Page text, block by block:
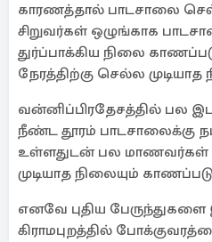
காரணத்தால் பாடசாலை
சிறுவர்கள் ஒழுங்காக
துர்ப்பாக்கிய நிலை
நேரத்திற்கு செல்ல
வன்னிப்பிரதேசத்தில் பல
நீண்ட தூரம் பாடசாலைக்கு
உள்ளதுடன் பல மாணவர்கள்
முடியாத நிலையும்
எனவே புதிய பேருந்துகளை
கிராமபுறத்தில்